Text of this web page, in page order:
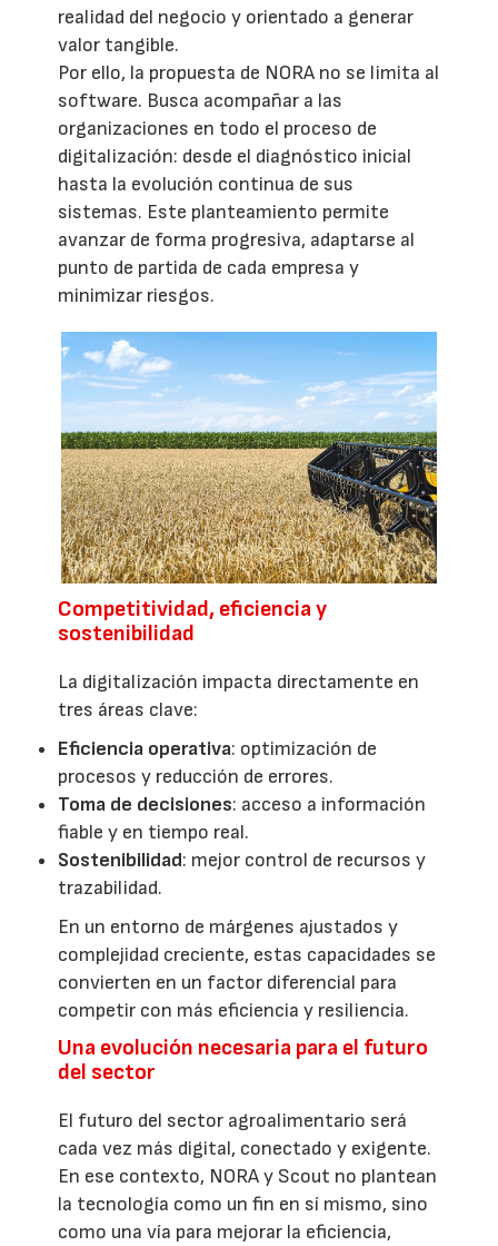
realidad del negocio y orientado a generar
valor tangible.
Por ello, la propuesta de NORA no se limita al
software. Busca acompañar a las
organizaciones en todo el proceso de
digitalización: desde el diagnóstico inicial
hasta la evolución continua de sus
sistemas. Este planteamiento permite
avanzar de forma progresiva, adaptarse al
punto de partida de cada empresa y
minimizar riesgos.
Competitividad, eficiencia y
sostenibilidad
La digitalización impacta directamente en
tres áreas clave:
Eficiencia operativa: optimización de
procesos y reducción de errores.
Toma de decisiones: acceso a información
fiable y en tiempo real.
Sostenibilidad: mejor control de recursos y
trazabilidad.
En un entorno de márgenes ajustados y
complejidad creciente, estas capacidades se
convierten en un factor diferencial para
competir con más eficiencia y resiliencia.
Una evolución necesaria para el futuro
del sector
El futuro del sector agroalimentario será
cada vez más digital, conectado y exigente.
En ese contexto, NORA y Scout no plantean
la tecnología como un fin en sí mismo, sino
como una vía para mejorar la eficiencia,